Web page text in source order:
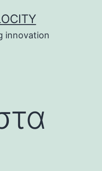
innovation